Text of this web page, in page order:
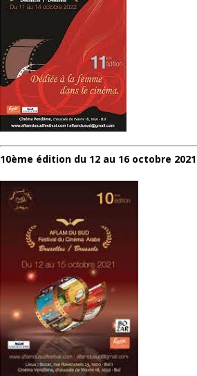
10ème édition du 12 au 16 octobre 2021